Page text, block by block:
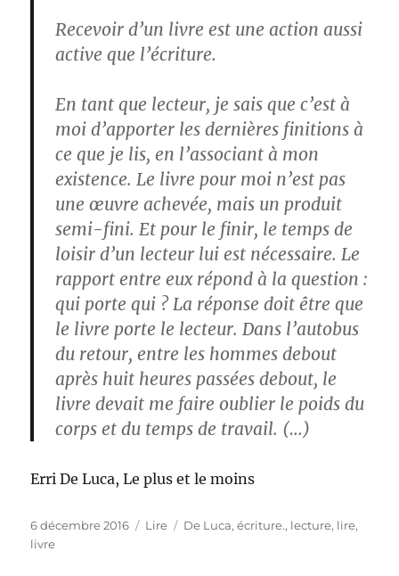
Recevoir d’un livre est une action aussi
active que l’écriture.
En tant que lecteur, je sais que c’est à
moi d’apporter les dernières finitions à
ce que je lis, en l’associant à mon
existence. Le livre pour moi n’est pas
une œuvre achevée, mais un produit
semi-fini. Et pour le finir, le temps de
loisir d’un lecteur lui est nécessaire. Le
rapport entre eux répond à la question :
qui porte qui ? La réponse doit être que
le livre porte le lecteur. Dans l’autobus
du retour, entre les hommes debout
après huit heures passées debout, le
livre devait me faire oublier le poids du
corps et du temps de travail. (…)
Erri De Luca, Le plus et le moins
Publié
le
6 décembre 2016 Catégories
Lire Étiquettes
De Luca,écriture., lecture, lire,
livre